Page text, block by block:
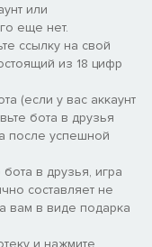
Vermintide 2 –
единиц серебра
внутриигровом
или
еще нет.
ссылку на свой
из 18 цифр
(если у вас аккаунт
бота в друзья
после успешной
в друзья, игра
составляет не
вам в виде подарка
и нажмите